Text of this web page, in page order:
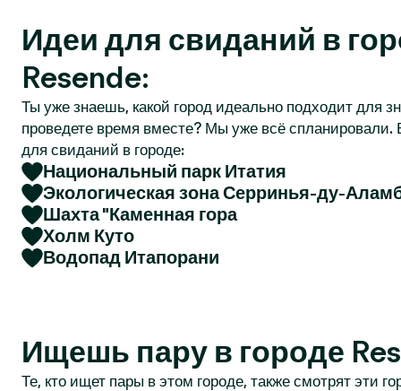
e
r
Идеи для свиданий в
Resende:
Ты уже знаешь, какой город идеально подходит для
проведете время вместе? Мы уже всё
для свиданий в городе:
Национальный парк Итатия
Экологическая зона Серринья-ду-
Шахта "Каменная гора
Холм Куто
Водопад Итапорани
Ищешь пару в городе
Те, кто ищет пары в этом городе, также смотрят эти